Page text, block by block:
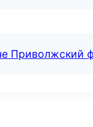
Приволжский